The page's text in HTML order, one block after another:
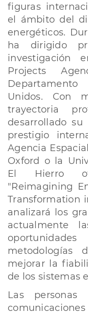
figuras
el ámbito del
energéticos.
ha dirigido
investigación
Projects
Unidos. Con
trayectoria
desarrollado
prestigio
Agencia
Oxford o la
El Hierro
"Reimagining
Transformation
analizará los
actualmente
metodologías
mejorar la
de los sistemas
Las personas